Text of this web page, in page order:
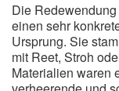
Die
einen sehr
Ursprung. Sie
mit Reet, Stroh
Materialien waren